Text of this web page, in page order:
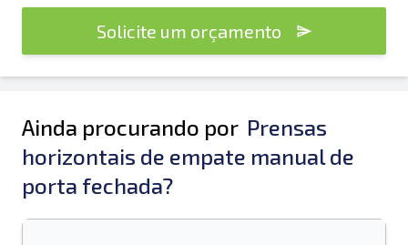
Solicite um orçamento
Ainda procurando por Prensas
horizontais de empate manual de
porta fechada?